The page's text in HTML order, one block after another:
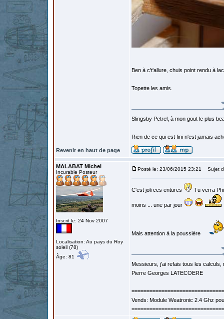
Ben à c't'allure, chuis point rendu à
Topette les amis.
Slingsby Petrel, à mon gout le plus
Rien de ce qui est fini n'est jamais
Revenir en haut de page
MALABAT Michel
Incurable Posteur
Inscrit le: 24 Nov 2007
Localisation: Au pays du Roy
soleil (78)
Âge: 81
Posté le: 23/06/2015 23:21 Sujet
C'est joli ces entures Tu verra
moins ... une par jour
Mais attention à la poussière
Messieurs, j'ai refais tous les calculs,
Pierre Georges LATECOERE
===============================
Vends: Module Weatronic 2.4 Ghz
===============================